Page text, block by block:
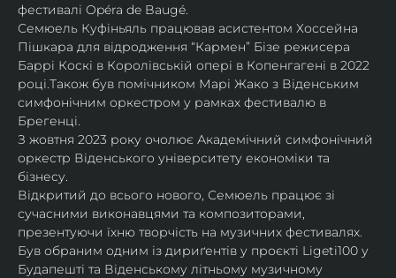
фестивалі Opéra de Baugé.
Семюель Куфіньяль працював асистентом Хоссейна
Пішкара для відродження “Кармен” Бізе режисера
Баррі Коскі в Королівській опері в Копенгагені в 2022
році.Також був помічником Марі Жако з Віденським
симфонічним оркестром у рамках фестивалю в
Брегенці.
З жовтня 2023 року очолює Академічний симфонічний
оркестр Віденського університету економіки та
бізнесу.
Відкритий до всього нового, Семюель працює зі
сучасними виконавцями та композиторами,
презентуючи їхню творчість на музичних фестивалях.
Був обраним одним із дириґентів у проєкті Ligeti100 у
Будапешті та Віденському літньому музичному